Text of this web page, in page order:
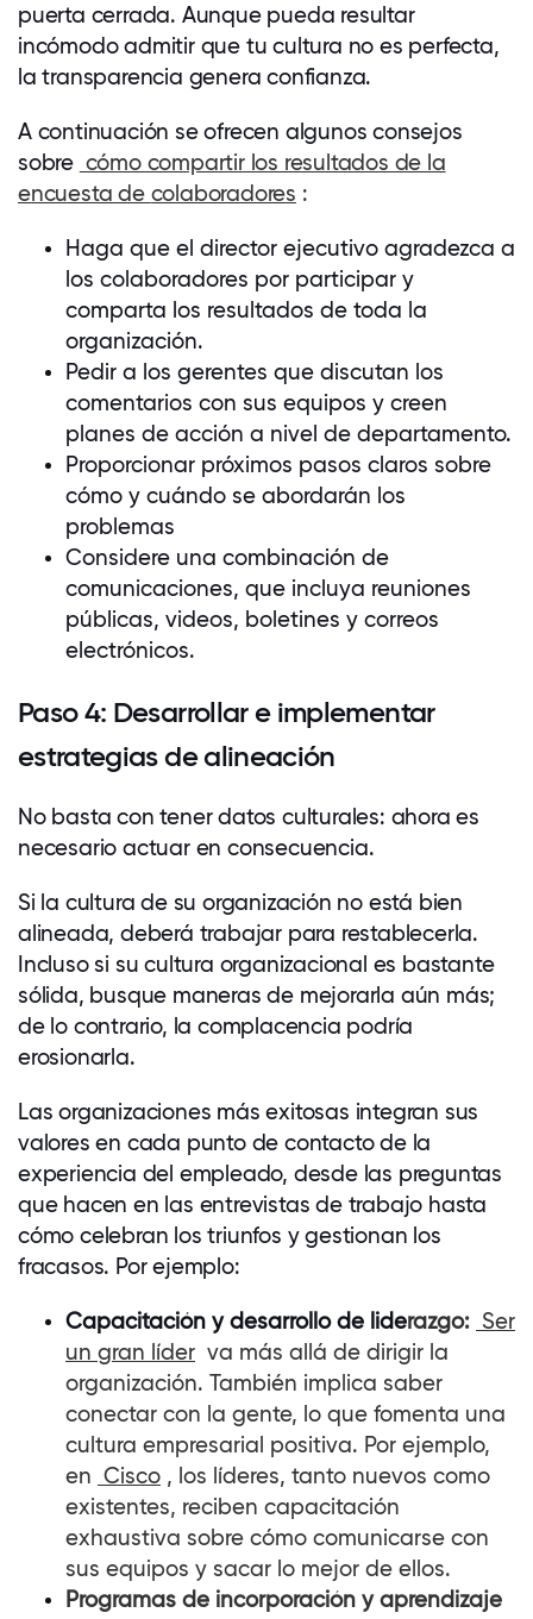
puerta cerrada. Aunque pueda resultar
incómodo admitir que tu cultura no es perfecta,
la transparencia genera confianza.
A continuación se ofrecen algunos consejos
sobre cómo compartir los resultados de la
encuesta de colaboradores :
Haga que el director ejecutivo agradezca a
los colaboradores por participar y
comparta los resultados de toda la
organización.
Pedir a los gerentes que discutan los
comentarios con sus equipos y creen
planes de acción a nivel de departamento.
Proporcionar próximos pasos claros sobre
cómo y cuándo se abordarán los
problemas
Considere una combinación de
comunicaciones, que incluya reuniones
públicas, videos, boletines y correos
electrónicos.
Paso 4: Desarrollar e implementar
estrategias de alineación
No basta con tener datos culturales: ahora es
necesario actuar en consecuencia.
Si la cultura de su organización no está bien
alineada, deberá trabajar para restablecerla.
Incluso si su cultura organizacional es bastante
sólida, busque maneras de mejorarla aún más;
de lo contrario, la complacencia podría
erosionarla.
Las organizaciones más exitosas integran sus
valores en cada punto de contacto de la
experiencia del empleado, desde las preguntas
que hacen en las entrevistas de trabajo hasta
cómo celebran los triunfos y gestionan los
fracasos. Por ejemplo:
Capacitación y desarrollo de liderazgo: Ser
un gran líder va más allá de dirigir la
organización. También implica saber
conectar con la gente, lo que fomenta una
cultura empresarial positiva. Por ejemplo,
en Cisco , los líderes, tanto nuevos como
existentes, reciben capacitación
exhaustiva sobre cómo comunicarse con
sus equipos y sacar lo mejor de ellos.
Programas de incorporación y aprendizaje